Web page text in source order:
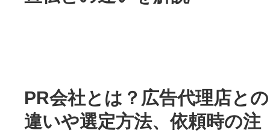
PR会社とは？広告代理店との
違いや選定方法、依頼時の注